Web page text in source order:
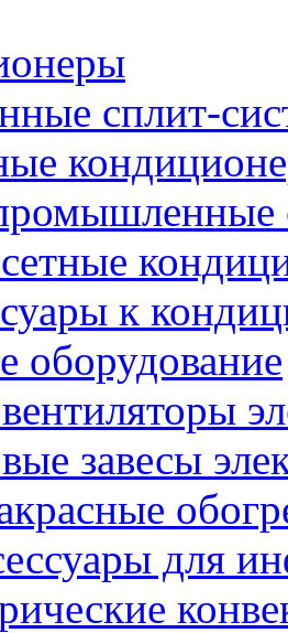
сплит-
к
оборудование
завесы
для